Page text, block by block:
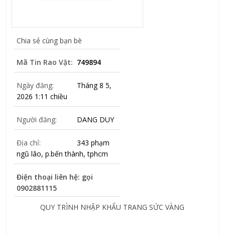
Chia sẻ cùng bạn bè
Mã Tin Rao Vặt: 749894
Ngày đăng:
Tháng 8 5,
2026 1:11 chiều
Người đăng: DANG DUY
Địa chỉ:
343 phạm
ngũ lão, p.bến thành, tphcm
Điện thoại liên hệ: gọi
0902881115
QUY TRÌNH NHẬP KHẨU TRANG SỨC VÀNG